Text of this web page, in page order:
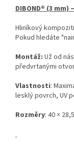
DIBOND® (3
Hliníkový
Pokud hledáte
Montáž: Už od
předvrtanými
Vlastnosti:
lesklý povrch, UV
Rozměry: 40 ×